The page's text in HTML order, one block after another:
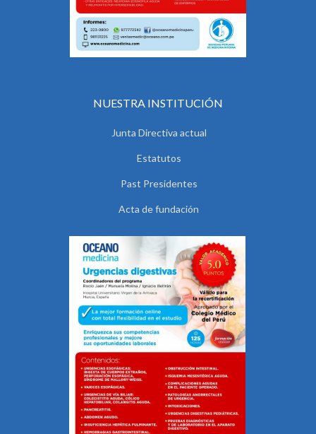
NUESTRA INSTITUCIÓN
Junta Directiva actual
Estatutos
Past Presidentes
Acta de fundación